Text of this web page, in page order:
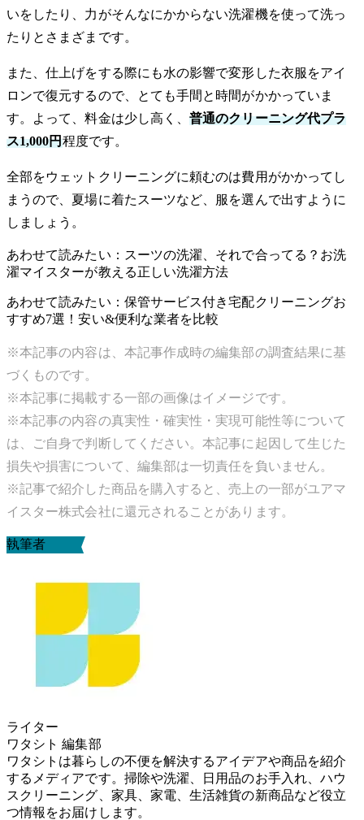
いをしたり、力がそんなにかからない洗濯機を使って洗っ
たりとさまざまです。
また、仕上げをする際にも水の影響で変形した衣服をアイ
ロンで復元するので、とても手間と時間がかかっていま
す。よって、料金は少し高く、普通のクリーニング代プラ
ス1,000円程度です。
全部をウェットクリーニングに頼むのは費用がかかってし
まうので、夏場に着たスーツなど、服を選んで出すように
しましょう。
あわせて読みたい：スーツの洗濯、それで合ってる？お洗
濯マイスターが教える正しい洗濯方法
あわせて読みたい：保管サービス付き宅配クリーニングお
すすめ7選！安い&便利な業者を比較
※本記事の内容は、本記事作成時の編集部の調査結果に基
づくものです。
※本記事に掲載する一部の画像はイメージです。
※本記事の内容の真実性・確実性・実現可能性等について
は、ご自身で判断してください。本記事に起因して生じた
損失や損害について、編集部は一切責任を負いません。
※記事で紹介した商品を購入すると、売上の一部がユアマ
イスター株式会社に還元されることがあります。
執筆者
ライター
ワタシト 編集部
ワタシトは暮らしの不便を解決するアイデアや商品を紹介
するメディアです。掃除や洗濯、日用品のお手入れ、ハウ
スクリーニング、家具、家電、生活雑貨の新商品など役立
つ情報をお届けします。